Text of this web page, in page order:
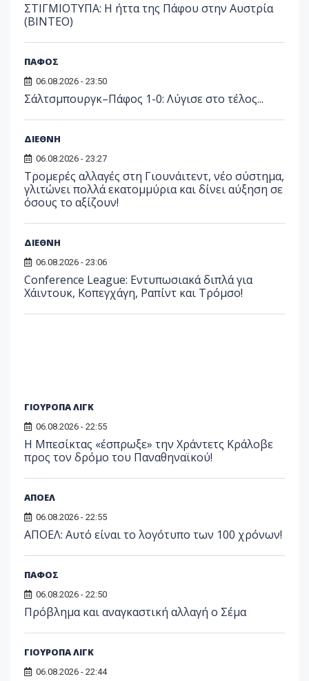
ΣΤΙΓΜΙΟΤΥΠΑ: Η ήττα της Πάφου στην Αυστρία
(ΒΙΝΤΕΟ)
ΠΑΦΟΣ
06.08.2026 - 23:50
Σάλτσμπουργκ–Πάφος 1-0: Λύγισε στο τέλος...
ΔΙΕΘΝΗ
06.08.2026 - 23:27
Τρομερές αλλαγές στη Γιουνάιτεντ, νέο σύστημα,
γλιτώνει πολλά εκατομμύρια και δίνει αύξηση σε
όσους το αξίζουν!
ΔΙΕΘΝΗ
06.08.2026 - 23:06
Conference League: Εντυπωσιακά διπλά για
Χάιντουκ, Κοπεγχάγη, Ραπίντ και Τρόμσο!
ΓΙΟΥΡΟΠΑ ΛΙΓΚ
06.08.2026 - 22:55
Η Μπεσίκτας «έσπρωξε» την Χράντετς Κράλοβε
προς τον δρόμο του Παναθηναϊκού!
ΑΠΟΕΛ
06.08.2026 - 22:55
ΑΠΟΕΛ: Αυτό είναι το λογότυπο των 100 χρόνων!
ΠΑΦΟΣ
06.08.2026 - 22:50
Πρόβλημα και αναγκαστική αλλαγή ο Σέμα
ΓΙΟΥΡΟΠΑ ΛΙΓΚ
06.08.2026 - 22:44